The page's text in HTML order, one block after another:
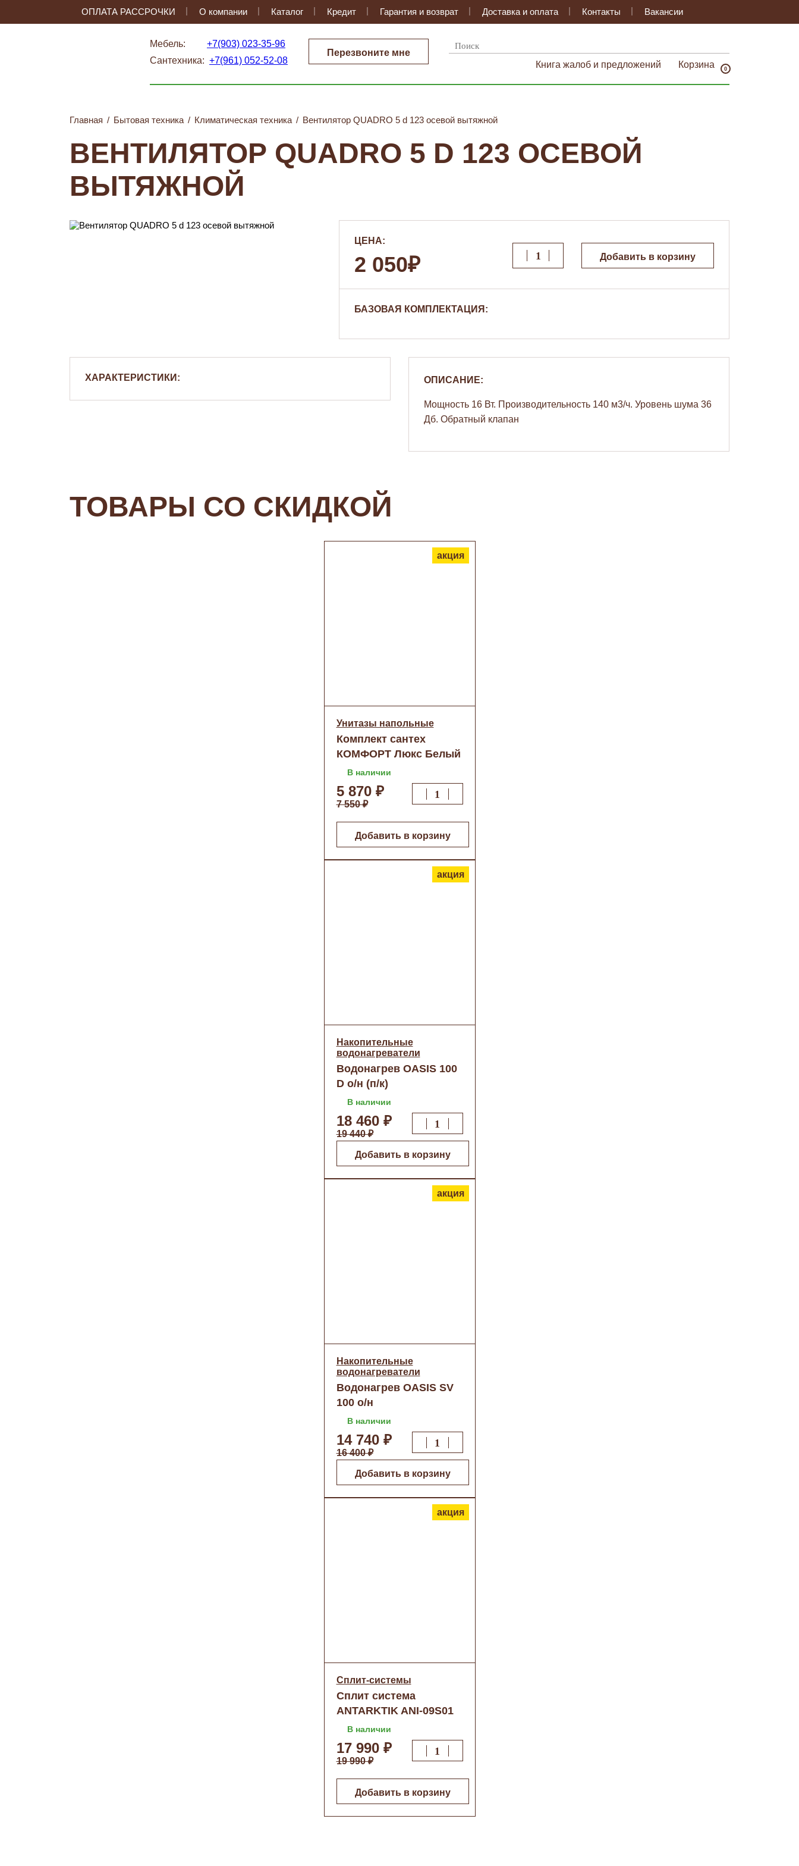
ОПЛАТА РАССРОЧКИ О компании Каталог Кредит Гарантия и возврат Доставка и оплата Контакты Вакансии
Мебель: +7(903) 023-35-96
Сантехника: +7(961) 052-52-08
Перезвоните мне
Книга жалоб и предложений
Корзина 0
Главная / Бытовая техника / Климатическая техника / Вентилятор QUADRO 5 d 123 осевой вытяжной
ВЕНТИЛЯТОР QUADRO 5 D 123 ОСЕВОЙ
ВЫТЯЖНОЙ
ЦЕНА:
2 050₽ Добавить в корзину
БАЗОВАЯ КОМПЛЕКТАЦИЯ:
ХАРАКТЕРИСТИКИ: ОПИСАНИЕ:
Мощность 16 Вт. Производительность 140 м3/ч. Уровень шума 36
Дб. Обратный клапан
ТОВАРЫ СО СКИДКОЙ
акция
Унитазы напольные
Комплект сантех
КОМФОРТ Люкс Белый
(Киров) микролифт
В наличии
5 870 ₽
7 550 ₽
Добавить в корзину
акция
Накопительные
водонагреватели
Водонагрев OASIS 100
D о/н (п/к)
В наличии
18 460 ₽
19 440 ₽
Добавить в корзину
акция
Накопительные
водонагреватели
Водонагрев OASIS SV
100 о/н
В наличии
14 740 ₽
16 400 ₽
Добавить в корзину
акция
Сплит-системы
Сплит система
ANTARKTIK ANI-09S01
(инвертор) о/н
В наличии
17 990 ₽
19 990 ₽
Добавить в корзину